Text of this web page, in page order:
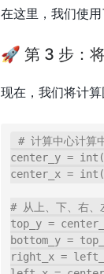
在这里，我们使
🚀 第 3 步：
现在，我们将计
# 计算中心计算
center_y =
center_x =
# 从上、下、右、
top_y =
bottom_y =
right_x =